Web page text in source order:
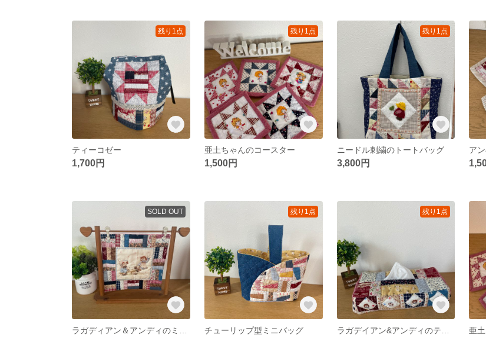
残り1点
ティーコゼー
1,700円
残り1点
亜土ちゃんのコースター
1,500円
残り1点
ニードル刺繍のトートバッグ
3,800円
ア
SOLD OUT 残り1点
チューリップ型ミニバッグ
残り1点
亜